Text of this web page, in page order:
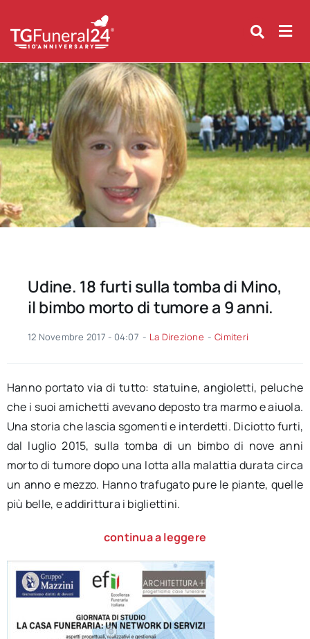
content
Udine. 18 furti sulla tomba di Mino,
il bimbo morto di tumore a 9 anni.
12 Novembre 2017 - 04:07 - La Direzione - Cimiteri
Hanno portato via di tutto: statuine, angioletti, peluche
che i suoi amichetti avevano deposto tra marmo e aiuola.
Una storia che lascia sgomenti e interdetti. Diciotto furti,
dal luglio 2015, sulla tomba di un bimbo di nove anni
morto di tumore dopo una lotta alla malattia durata circa
un anno e mezzo. Hanno trafugato pure le piante, quelle
più belle, e addirittura i bigliettini.
continua a leggere